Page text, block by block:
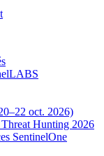
oct. 2026)
Hunting 2026
SentinelOne